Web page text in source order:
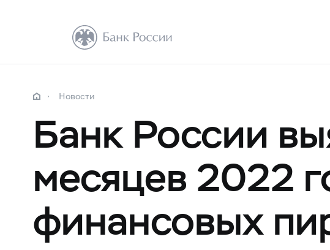
Новости
Банк России
месяцев 2022
финансовых